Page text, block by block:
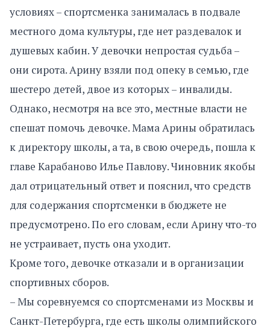
условиях – спортсменка занималась в подвале
местного дома культуры, где нет раздевалок и
душевых кабин. У девочки непростая судьба –
они сирота. Арину взяли под опеку в семью, где
шестеро детей, двое из которых – инвалиды.
Однако, несмотря на все это, местные власти не
спешат помочь девочке. Мама Арины обратилась
к директору школы, а та, в свою очередь, пошла к
главе Карабаново Илье Павлову. Чиновник якобы
дал отрицательный ответ и пояснил, что средств
для содержания спортсменки в бюджете не
предусмотрено. По его словам, если Арину что-то
не устраивает, пусть она уходит.
Кроме того, девочке отказали и в организации
спортивных сборов.
– Мы соревнуемся со спортсменами из Москвы и
Санкт-Петербурга, где есть школы олимпийского